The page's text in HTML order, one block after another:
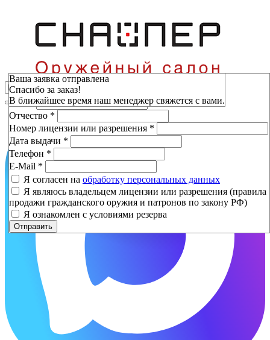
Зарезервировать
Фамилия*
Имя*
Отчество *
Номер лицензии или разрешения *
Дата выдачи *
Телефон *
E-Mail *
Я согласен на обработку персональных данных
Я являюсь владельцем лицензии или разрешения (правила
продажи гражданского оружия и патронов по закону РФ)
Я ознакомлен с условиями резерва
Отправить
Ваша заявка отправлена
Спасибо за заказ!
В ближайшее время наш менеджер свяжется с вами.